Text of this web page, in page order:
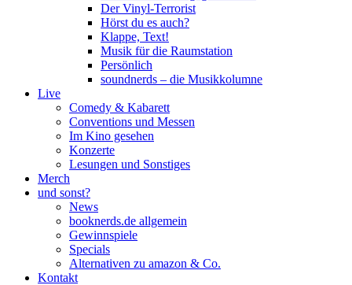
Der Vinyl-Terrorist
Hörst du es auch?
Klappe, Text!
Musik für die Raumstation
Persönlich
soundnerds – die Musikkolumne
Live
Comedy & Kabarett
Conventions und Messen
Im Kino gesehen
Konzerte
Lesungen und Sonstiges
Merch
und sonst?
News
booknerds.de allgemein
Gewinnspiele
Specials
Alternativen zu amazon & Co.
Kontakt